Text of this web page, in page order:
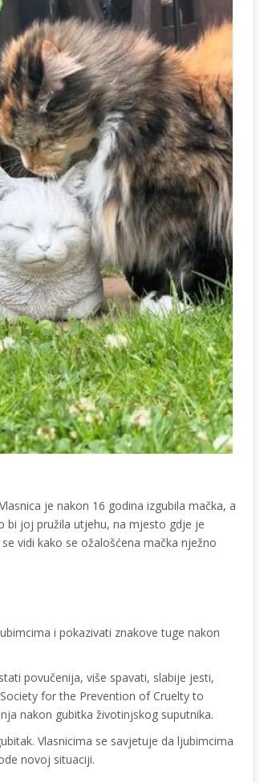
je nakon 16 godina izgubila mačka, a
bi joj pružila utjehu, na mjesto gdje je
vidi kako se ožalošćena mačka nježno
i pokazivati znakove tuge nakon
povučenija, više spavati, slabije jesti,
for the Prevention of Cruelty to
nakon gubitka životinjskog suputnika.
Vlasnicima se savjetuje da ljubimcima
novoj situaciji.